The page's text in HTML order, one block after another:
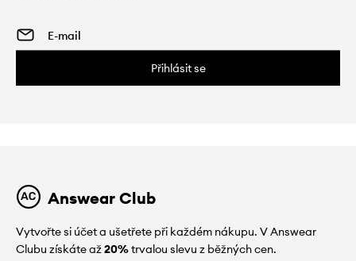
Přihlásit se
Answear Club
Vytvořte si účet a ušetřete při každém nákupu. V Answear
Clubu získáte až20%trvalou slevu z běžných cen.